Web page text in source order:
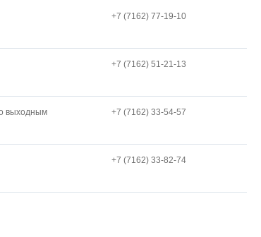
+7 (7162) 77-19-10
+7 (7162) 51-21-13
выходным +7 (7162) 33-54-57
+7 (7162) 33-82-74